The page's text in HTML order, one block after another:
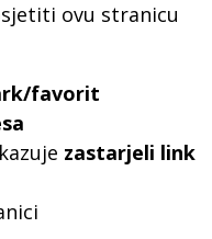
ovu stranicu
favorit
zastarjeli link